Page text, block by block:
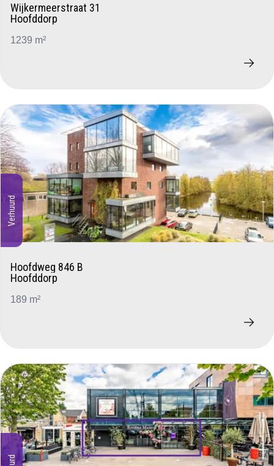
Wijkermeerstraat 31
Hoofddorp
1239 m²
Verhuurd
Hoofdweg 846 B
Hoofddorp
189 m²